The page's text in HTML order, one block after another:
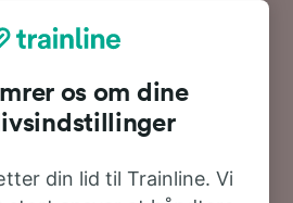
være om bord på et
den største togoperatør på
øverst på siden for at
Vi vil vise dig, hvor meget
fra Viareggio til
du bestiller i forvejen.
os om dine
din lid til Trainline. Vi